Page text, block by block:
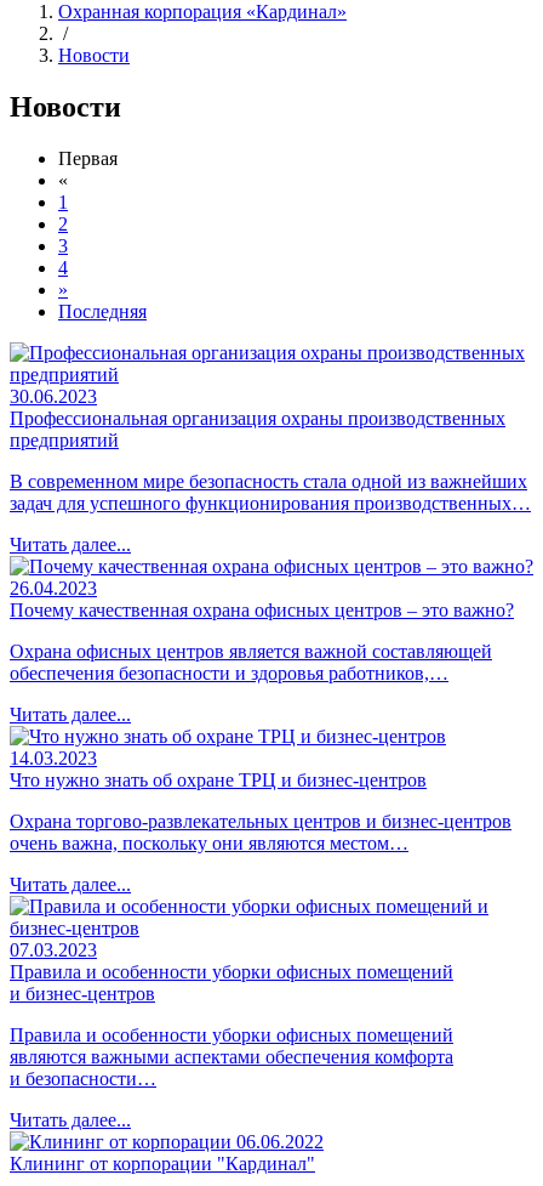
Охранная корпорация «Кардинал»
/
Новости
Новости
Первая
«
1
2
3
4
»
Последняя
30.06.2023
Профессиональная организация охраны производственных
предприятий
В современном мире безопасность стала одной из важнейших
задач для успешного функционирования производственных…
Читать далее...
26.04.2023
Почему качественная охрана офисных центров – это важно?
Охрана офисных центров является важной составляющей
обеспечения безопасности и здоровья работников,…
Читать далее...
14.03.2023
Что нужно знать об охране ТРЦ и бизнес-центров
Охрана торгово-развлекательных центров и бизнес-центров
очень важна, поскольку они являются местом…
Читать далее...
07.03.2023
Правила и особенности уборки офисных помещений
и бизнес-центров
Правила и особенности уборки офисных помещений
являются важными аспектами обеспечения комфорта
и безопасности…
Читать далее...
06.06.2022
Клининг от корпорации "Кардинал"